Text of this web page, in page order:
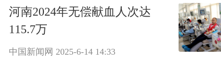
河南2024年无偿献血人次达
115.7万
中国新闻网 2025-6-14 14:33